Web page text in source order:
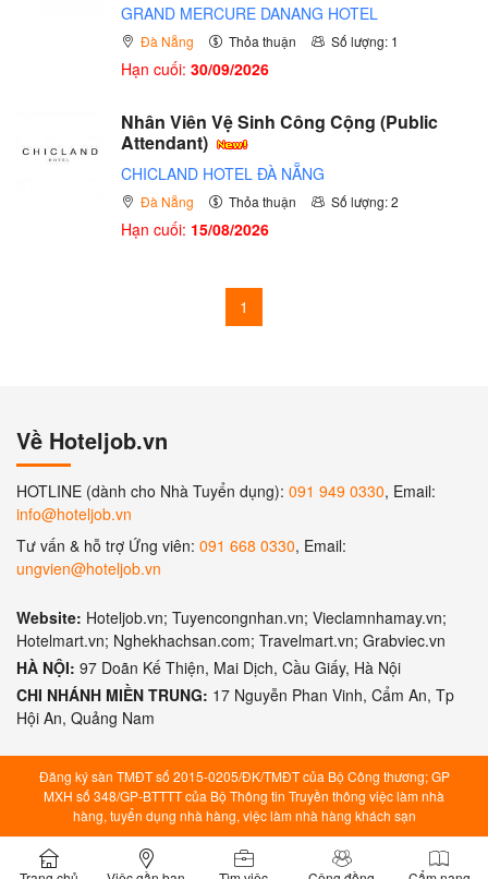
GRAND MERCURE DANANG HOTEL
Đà Nẵng Thỏa thuận Số lượng: 1
Hạn cuối: 30/09/2026
Nhân Viên Vệ Sinh Công Cộng (Public
Attendant)
CHICLAND HOTEL ĐÀ NẴNG
Đà Nẵng Thỏa thuận Số lượng: 2
Hạn cuối: 15/08/2026
1
Về Hoteljob.vn
HOTLINE (dành cho Nhà Tuyển dụng): 091 949 0330, Email:
info@hoteljob.vn
Tư vấn & hỗ trợ Ứng viên: 091 668 0330, Email:
ungvien@hoteljob.vn
Website: Hoteljob.vn; Tuyencongnhan.vn; Vieclamnhamay.vn;
Hotelmart.vn; Nghekhachsan.com; Travelmart.vn; Grabviec.vn
HÀ NỘI: 97 Doãn Kế Thiện, Mai Dịch, Cầu Giấy, Hà Nội
CHI NHÁNH MIỀN TRUNG: 17 Nguyễn Phan Vinh, Cẩm An, Tp
Hội An, Quảng Nam
Đăng ký sàn TMĐT số 2015-0205/ĐK/TMĐT của Bộ Công thương; GP
MXH số 348/GP-BTTTT của Bộ Thông tin Truyền thông việc làm nhà
hàng, tuyển dụng nhà hàng, việc làm nhà hàng khách sạn